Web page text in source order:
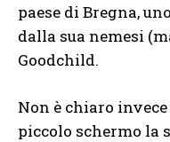
paese di Bregna,
dalla sua nemesi
Goodchild.
Non è chiaro
piccolo schermo la